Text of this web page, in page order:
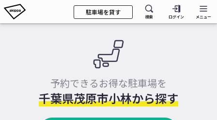
駐車場を貸す
検索 ログイン メニュー
予約できるお得な駐車場を
千葉県茂原市小林から探す